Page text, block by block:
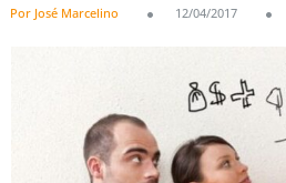
Por José Marcelino 12/04/2017